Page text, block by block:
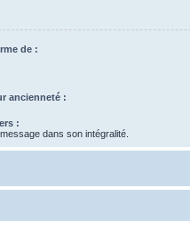
de :
ancienneté :
:
dans son intégralité.